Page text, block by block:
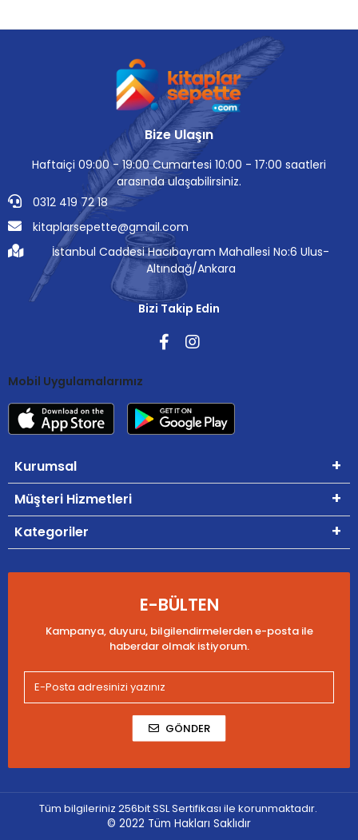
Bize Ulaşın
Haftaiçi 09:00 - 19:00 Cumartesi 10:00 - 17:00 saatleri
arasında ulaşabilirsiniz.
0312 419 72 18
kitaplarsepette@gmail.com
İstanbul Caddesi Hacıbayram Mahallesi No:6 Ulus-
Altındağ/Ankara
Bizi Takip Edin
Mobil Uygulamalarımız
Kurumsal
Müşteri Hizmetleri
Kategoriler
E-BÜLTEN
Kampanya, duyuru, bilgilendirmelerden e-posta ile
haberdar olmak istiyorum.
GÖNDER
Tüm bilgileriniz 256bit SSL Sertifikası ile korunmaktadır.
© 2022 Tüm Hakları Saklıdır